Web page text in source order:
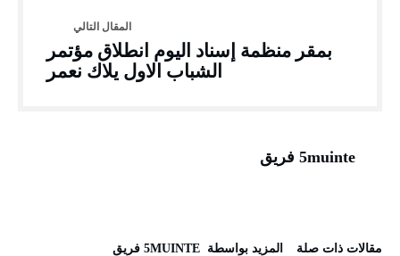
بمقر منظمة إسناد اليوم انطلاق مؤتمر
الشباب الاول يلاك نعمر
5muinte فريق
‫مقالات ذات صلة‬ ‫‫المزيد بواسطة‬ ‬ 5MUINTE فريق